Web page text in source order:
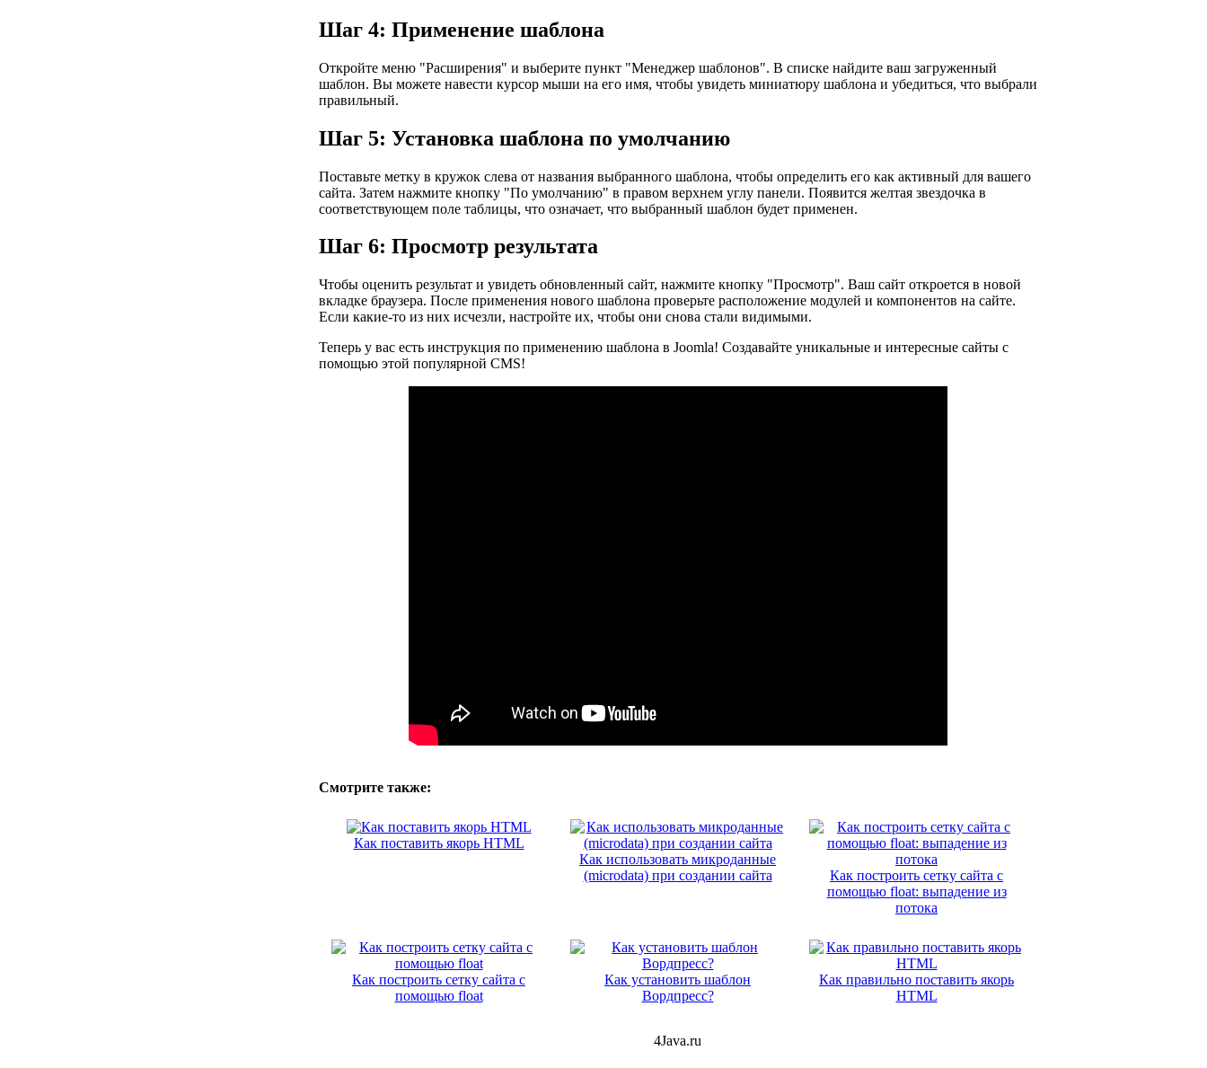
Шаг 4: Применение шаблона
Откройте меню "Расширения" и выберите пункт "Менеджер шаблонов". В списке найдите ваш загруженный
шаблон. Вы можете навести курсор мыши на его имя, чтобы увидеть миниатюру шаблона и убедиться, что выбрали
правильный.
Шаг 5: Установка шаблона по умолчанию
Поставьте метку в кружок слева от названия выбранного шаблона, чтобы определить его как активный для вашего
сайта. Затем нажмите кнопку "По умолчанию" в правом верхнем углу панели. Появится желтая звездочка в
соответствующем поле таблицы, что означает, что выбранный шаблон будет применен.
Шаг 6: Просмотр результата
Чтобы оценить результат и увидеть обновленный сайт, нажмите кнопку "Просмотр". Ваш сайт откроется в новой
вкладке браузера. После применения нового шаблона проверьте расположение модулей и компонентов на сайте.
Если какие-то из них исчезли, настройте их, чтобы они снова стали видимыми.
Теперь у вас есть инструкция по применению шаблона в Joomla! Создавайте уникальные и интересные сайты с
помощью этой популярной CMS!
Смотрите также:
Как поставить якорь HTML
Как использовать микроданные
(microdata) при создании сайта
Как построить сетку сайта с
помощью float: выпадение из
потока
Как построить сетку сайта с
помощью float
Как установить шаблон
Вордпресс?
Как правильно поставить якорь
HTML
4Java.ru